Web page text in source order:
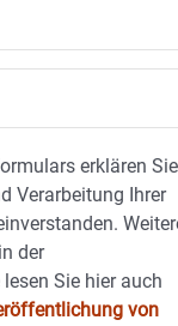
erklären Sie
Verarbeitung Ihrer
der
lesen Sie hier auch
von